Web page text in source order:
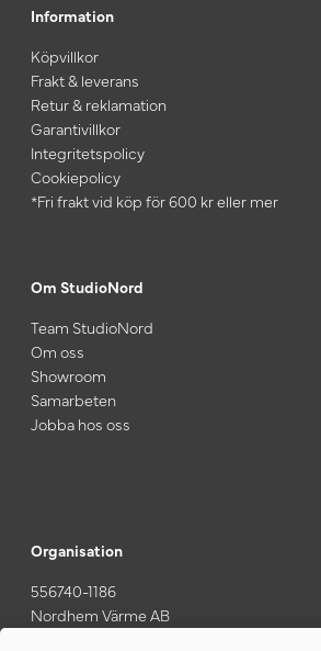
Information
Köpvillkor
Frakt & leverans
Retur & reklamation
Garantivillkor
Integritetspolicy
Cookiepolicy
*Fri frakt vid köp för 600 kr eller mer
Om StudioNord
Team StudioNord
Om oss
Showroom
Samarbeten
Jobba hos oss
Organisation
556740-1186
Nordhem Värme AB